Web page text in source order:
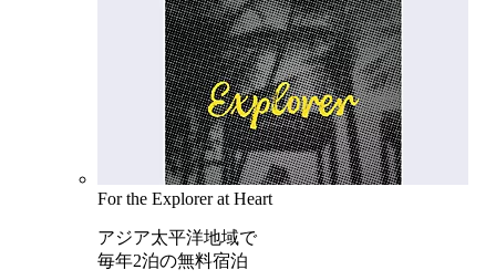
For the Explorer at Heart
アジア太平洋地域で
毎年2泊の無料宿泊